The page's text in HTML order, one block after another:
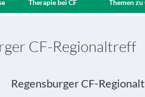
Therapie bei CF Themen zu
CF-Regionaltreff
Regensburger CF-